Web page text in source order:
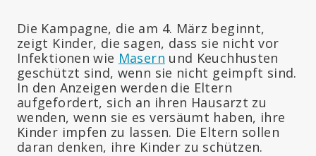
Die Kampagne, die am 4. März beginnt,
zeigt Kinder, die sagen, dass sie nicht vor
Infektionen wie Masern und Keuchhusten
geschützt sind, wenn sie nicht geimpft sind.
In den Anzeigen werden die Eltern
aufgefordert, sich an ihren Hausarzt zu
wenden, wenn sie es versäumt haben, ihre
Kinder impfen zu lassen. Die Eltern sollen
daran denken, ihre Kinder zu schützen.